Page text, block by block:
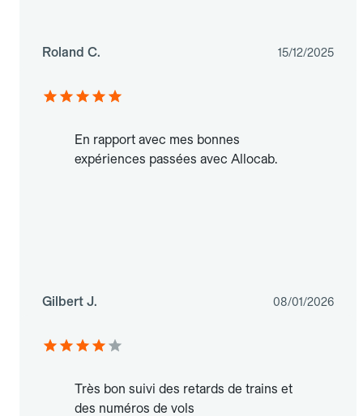
Roland C. 15/12/2025
En rapport avec mes bonnes
expériences passées avec Allocab.
Gilbert J. 08/01/2026
Très bon suivi des retards de trains et
des numéros de vols